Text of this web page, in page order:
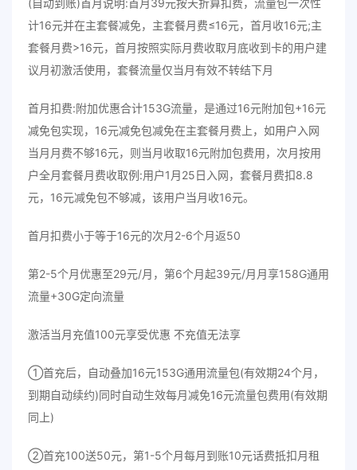
(自动到账)首月说明:首月39元按天折算扣费，流量包一次性
计16元并在主套餐减免，主套餐月费≤16元，首月收16元;主
套餐月费>16元，首月按照实际月费收取月底收到卡的用户建
议月初激活使用，套餐流量仅当月有效不转结下月
首月扣费:附加优惠合计153G流量，是通过16元附加包+16元
减免包实现，16元减免包减免在主套餐月费上，如用户入网
当月月费不够16元，则当月收取16元附加包费用，次月按用
户全月套餐月费收取例:用户1月25日入网，套餐月费扣8.8
元，16元减免包不够减，该用户当月收16元。
首月扣费小于等于16元的次月2-6个月返50
第2-5个月优惠至29元/月，第6个月起39元/月月享158G通用
流量+30G定向流量
激活当月充值100元享受优惠 不充值无法享
①首充后，自动叠加16元153G通用流量包(有效期24个月，
到期自动续约)同时自动生效每月减免16元流量包费用(有效期
同上)
②首充100送50元，第1-5个月每月到账10元话费抵扣月租